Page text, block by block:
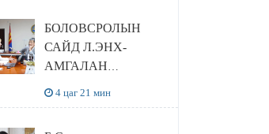
БОЛОВСРОЛЫН
САЙД Л.ЭНХ-
АМГАЛАН
4 цаг 21 мин